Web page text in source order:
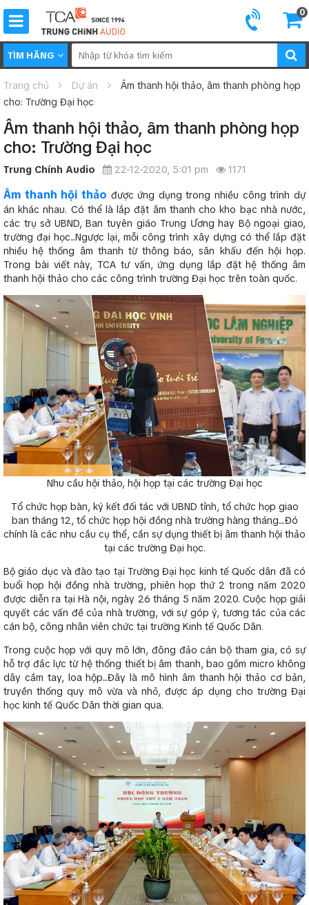
0
TÌM HÃNG
Trang chủ Dự án
Âm thanh hội thảo, âm thanh phòng họp
cho: Trường Đại học
Âm thanh hội thảo, âm thanh phòng họp
cho: Trường Đại học
Trung Chính Audio 22-12-2020, 5:01 pm 1171
Âm thanh hội thảo được ứng dụng trong nhiều công trình dự
án khác nhau. Có thể là lắp đặt âm thanh cho kho bạc nhà nước,
các trụ sở UBND, Ban tuyên giáo Trung Ương hay Bộ ngoại giao,
trường đại học...Ngược lại, mỗi công trình xây dựng có thể lắp đặt
nhiều hệ thống âm thanh từ thông báo, sân khấu đến hội họp.
Trong bài viết này, TCA tư vấn, ứng dụng lắp đặt hệ thống âm
thanh hội thảo cho các công trình trường Đại học trên toàn quốc.
Nhu cầu hội thảo, hội họp tại các trường Đại học
Tổ chức họp bàn, ký kết đối tác với UBND tỉnh, tổ chức họp giao
ban tháng 12, tổ chức họp hội đồng nhà trường hàng tháng....Đó
chính là các nhu cầu cụ thể, cần sự dụng thiết bị âm thanh hội thảo
tại các trường Đại học.
Bộ giáo dục và đào tạo tại Trường Đại học kinh tế Quốc dân đã có
buổi họp hội đồng nhà trường, phiên họp thứ 2 trong năm 2020
được diễn ra tại Hà nội, ngày 26 tháng 5 năm 2020. Cuộc họp giải
quyết các vấn đề của nhà trường, với sự góp ý, tương tác của các
cán bộ, công nhân viên chức tại trường Kinh tế Quốc Dân.
Trong cuộc họp với quy mô lớn, đông đảo cán bộ tham gia, có sự
hỗ trợ đắc lực từ hệ thống thiết bị âm thanh, bao gồm micro không
dây cầm tay, loa hộp...Đây là mô hình âm thanh hội thảo cơ bản,
truyền thống quy mô vừa và nhỏ, được áp dụng cho trường Đại
học kinh tế Quốc Dân thời gian qua.